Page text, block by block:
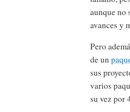
aunque no
avances y
Pero
de un
sus
varios
su vez por